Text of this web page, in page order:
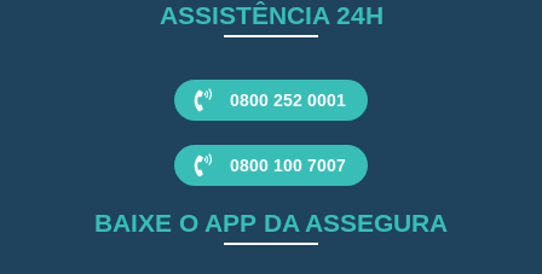
ASSISTÊNCIA 24H
0800 252 0001
0800 100 7007
BAIXE O APP DA ASSEGURA